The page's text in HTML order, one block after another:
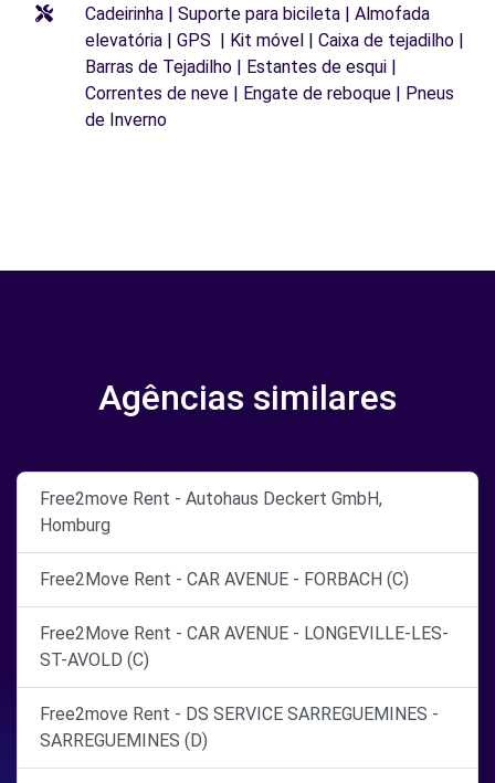
Cadeirinha | Suporte para bicileta | Almofada
elevatória | GPS | Kit móvel | Caixa de tejadilho |
Barras de Tejadilho | Estantes de esqui |
Correntes de neve | Engate de reboque | Pneus
de Inverno
Agências similares
Free2move Rent - Autohaus Deckert GmbH,
Homburg
Free2Move Rent - CAR AVENUE - FORBACH (C)
Free2Move Rent - CAR AVENUE - LONGEVILLE-LES-
ST-AVOLD (C)
Free2move Rent - DS SERVICE SARREGUEMINES -
SARREGUEMINES (D)